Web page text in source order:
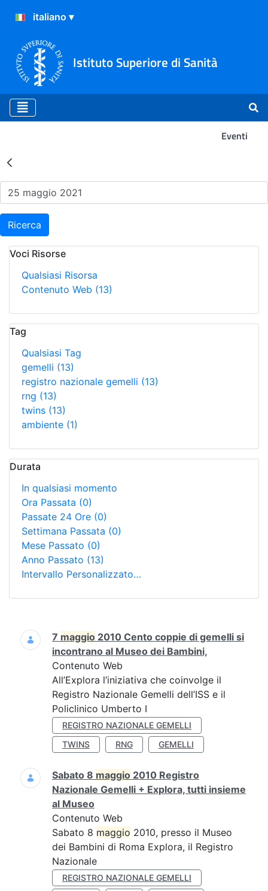
Istituto Superiore di Sanità
Eventi
Risultati della Ricerca -
Ricerca
Voci Risorse
Qualsiasi Risorsa
Contenuto Web (13)
Tag
Qualsiasi Tag
gemelli (13)
registro nazionale gemelli (13)
rng (13)
twins (13)
ambiente (1)
Durata
In qualsiasi momento
Ora Passata (0)
Passate 24 Ore (0)
Settimana Passata (0)
Mese Passato (0)
Anno Passato (13)
Intervallo Personalizzato…
Ricerca
7 maggio 2010 Cento coppie di gemelli si
incontrano al Museo dei Bambini,
Contenuto Web
All’Explora l’iniziativa che coinvolge il
Registro Nazionale Gemelli dell’ISS e il
Policlinico Umberto I
REGISTRO NAZIONALE GEMELLI
TWINS
RNG GEMELLI
Sabato 8 maggio 2010 Registro
Nazionale Gemelli + Explora, tutti insieme
al Museo
Contenuto Web
Sabato 8 maggio 2010, presso il Museo
dei Bambini di Roma Explora, il Registro
Nazionale
REGISTRO NAZIONALE GEMELLI